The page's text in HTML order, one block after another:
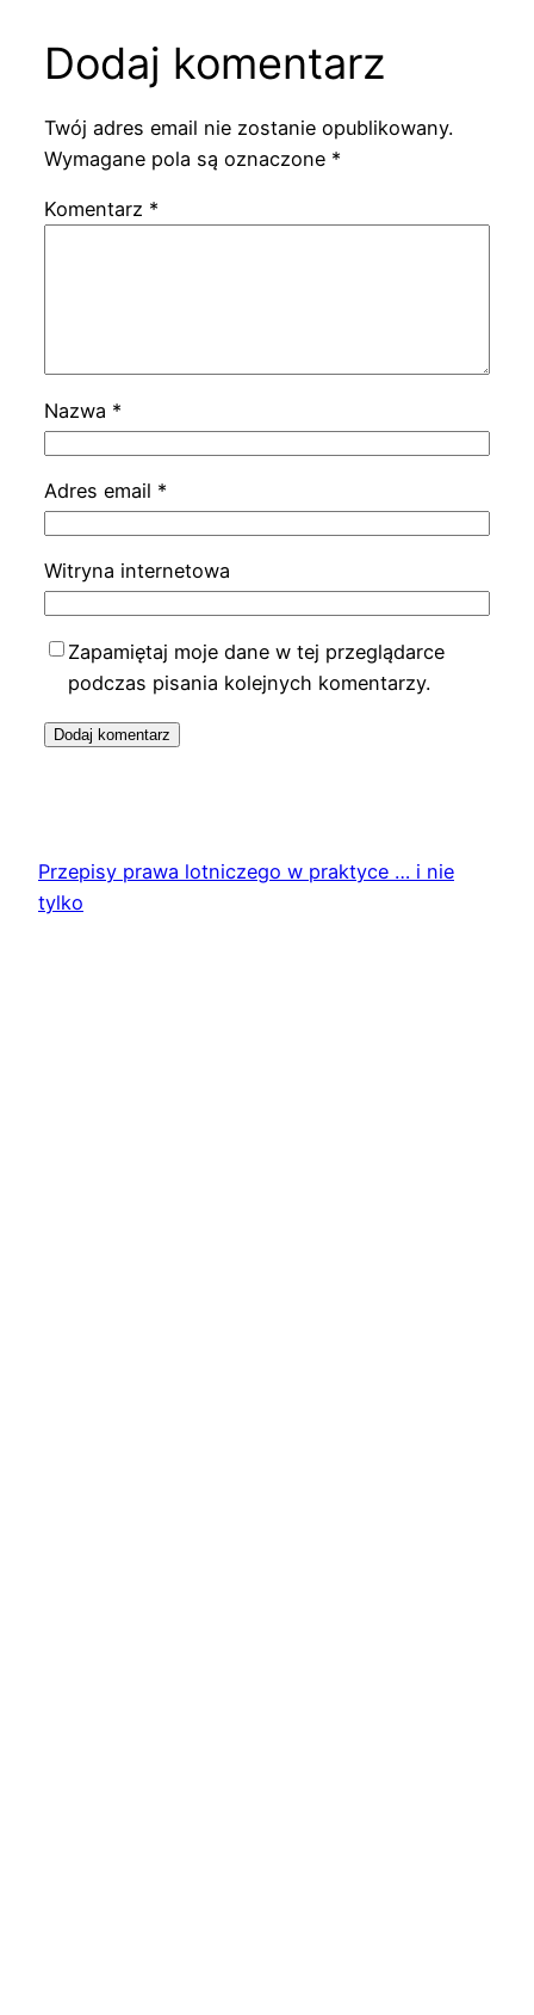
Dodaj komentarz
Twój adres email nie zostanie opublikowany.
Wymagane pola są oznaczone *
Komentarz *
Nazwa *
Adres email *
Witryna internetowa
Zapamiętaj moje dane w tej przeglądarce
podczas pisania kolejnych komentarzy.
Przepisy prawa lotniczego w praktyce … i nie
tylko